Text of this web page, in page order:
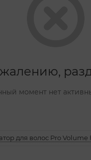
момент нет
для волос Pro Volume